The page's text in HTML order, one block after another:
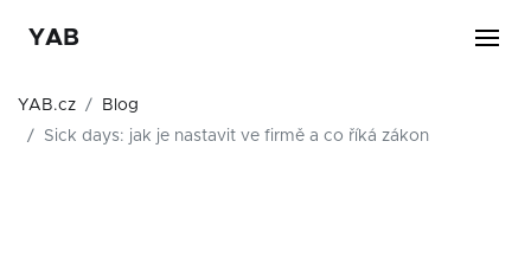
YAB
YAB.cz
Blog
Sick days: jak je nastavit ve firmě a co říká zákon